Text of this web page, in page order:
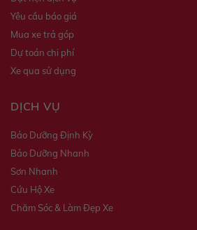
Yêu cầu báo giá
Mua xe trả góp
Dự toán chi phí
Xe qua sử dụng
DỊCH VỤ
Bảo Dưỡng Định Kỳ
Bảo Dưỡng Nhanh
Sơn Nhanh
Cứu Hộ Xe
Chăm Sóc & Làm Đẹp Xe